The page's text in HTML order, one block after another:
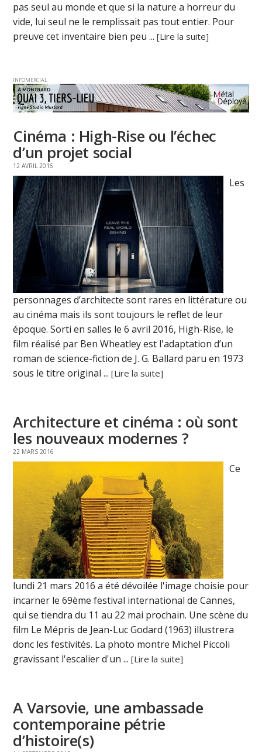
pas seul au monde et que si la nature a horreur du
vide, lui seul ne le remplissait pas tout entier. Pour
preuve cet inventaire bien peu ...[Lire la suite]
INFOMERCIAL
Cinéma : High-Rise ou l’échec
d’un projet social
12 AVRIL 2016
Les
personnages d’architecte sont rares en littérature ou
au cinéma mais ils sont toujours le reflet de leur
époque. Sorti en salles le 6 avril 2016, High-Rise, le
film réalisé par Ben Wheatley est l'adaptation d’un
roman de science-fiction de J. G. Ballard paru en 1973
sous le titre original ...[Lire la suite]
Architecture et cinéma : où sont
les nouveaux modernes ?
22 MARS 2016
Ce
lundi 21 mars 2016 a été dévoilée l'image choisie pour
incarner le 69ème festival international de Cannes,
qui se tiendra du 11 au 22 mai prochain. Une scène du
film Le Mépris de Jean-Luc Godard (1963) illustrera
donc les festivités. La photo montre Michel Piccoli
gravissant l'escalier d'un ...[Lire la suite]
A Varsovie, une ambassade
contemporaine pétrie
d’histoire(s)